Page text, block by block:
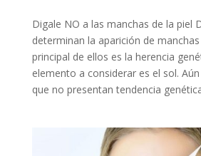
Digale NO a las manchas de la piel
determinan la aparición de
principal de ellos es la herencia
elemento a considerar es el sol.
que no presentan tendencia